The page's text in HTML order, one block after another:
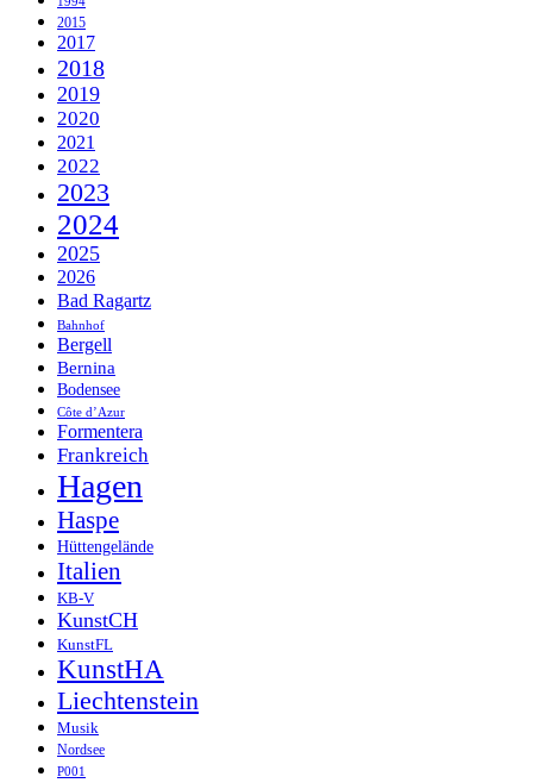
2015
2017
2018
2019
2020
2021
2022
2023
2024
2025
2026
Bad Ragartz
Bahnhof
Bergell
Bernina
Bodensee
Côte d’Azur
Formentera
Frankreich
Hagen
Haspe
Hüttengelände
Italien
KB-V
KunstCH
KunstFL
KunstHA
Liechtenstein
Musik
Nordsee
P001